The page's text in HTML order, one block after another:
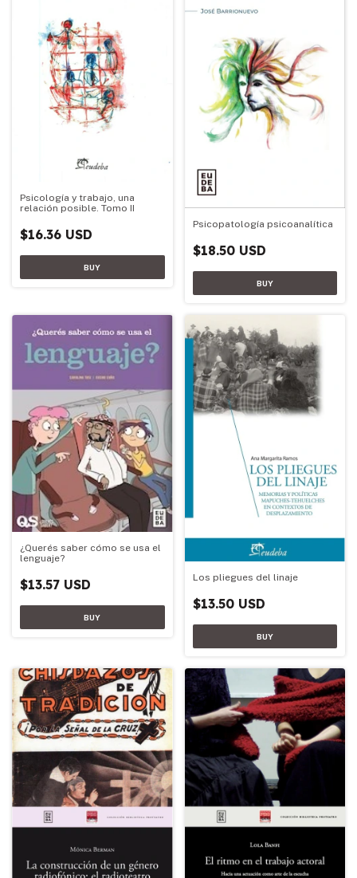
Psicología y trabajo, una
relación posible. Tomo II
$16.36 USD
Psicopatología psicoanalítica
$18.50 USD
¿Querés saber cómo se usa el
lenguaje?
$13.57 USD Los pliegues del linaje
$13.50 USD